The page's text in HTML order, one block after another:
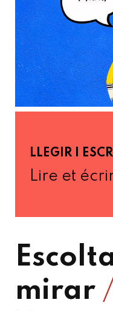
LLEGIR I
Lire et
mirar /